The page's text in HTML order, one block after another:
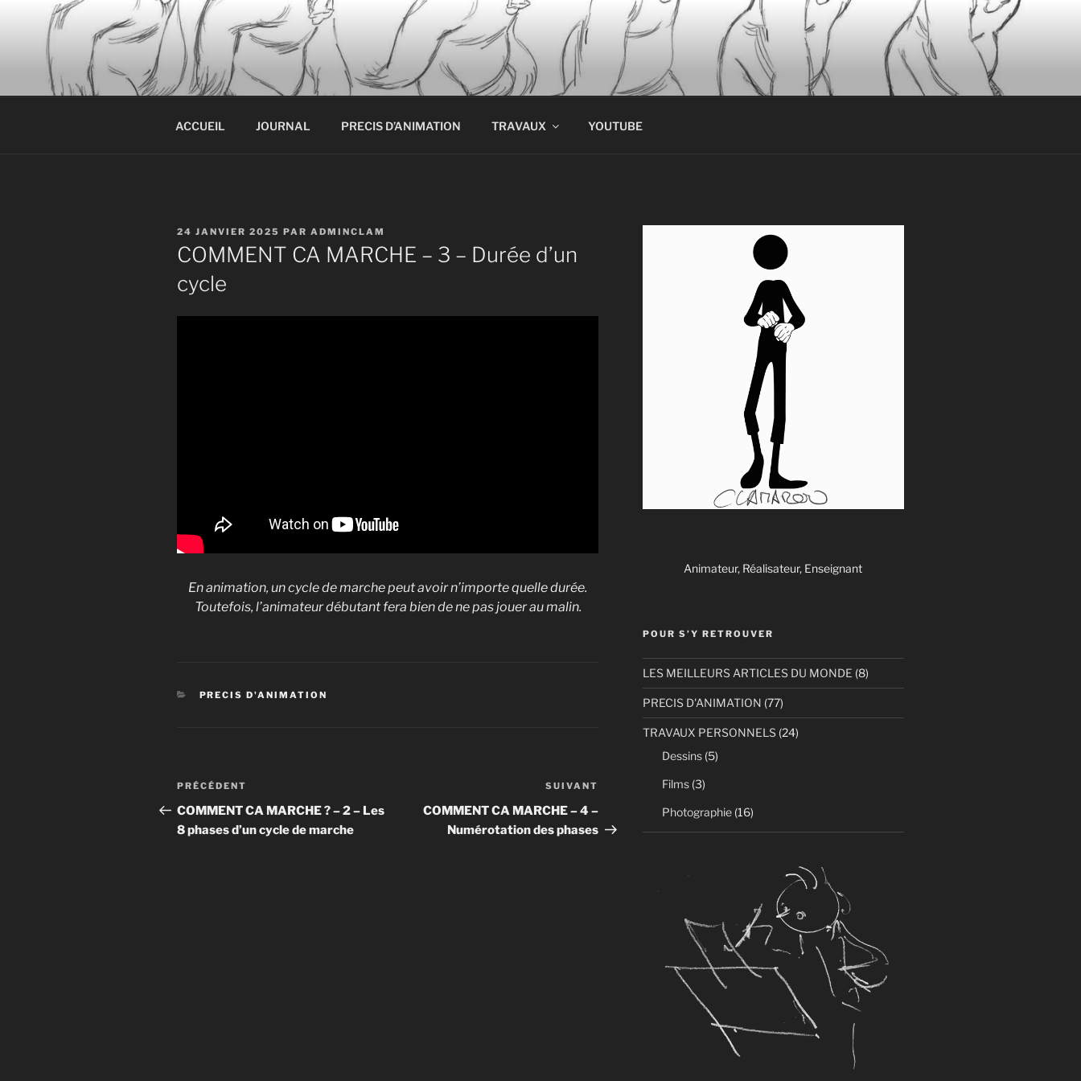
contenu
principal
ACCUEIL JOURNAL PRECIS D’ANIMATION TRAVAUX YOUTUBE
PUBLIÉ
LE
24 JANVIER 2025 PAR ADMINCLAM
COMMENT CA MARCHE – 3 – Durée d’un
cycle
En animation, un cycle de marche peut avoir n’importe quelle durée.
Toutefois, l’animateur débutant fera bien de ne pas jouer au malin.
CATÉGORIES
PRECIS D'ANIMATION
Navigation
de
l’article
Article
précédent
PRÉCÉDENT
COMMENT CA MARCHE ? – 2 – Les
8 phases d’un cycle de marche
suivant
SUIVANT
COMMENT CA MARCHE – 4 –
Numérotation des phases
Animateur, Réalisateur, Enseignant
POUR S’Y RETROUVER
LES MEILLEURS ARTICLES DU MONDE (8)
PRECIS D'ANIMATION (77)
TRAVAUX PERSONNELS(24)
Dessins(5)
Films(3)
Photographie(16)